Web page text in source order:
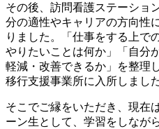
その後、訪問看護ステーショ
分の適性やキャリアの方向性
りました。「仕事をする上で
やりたいことは何か」「自分
軽減・改善できるか」を整理
移行支援事業所に入所しました
そこでご縁をいただき、現在
ーン生として、学習をしなが